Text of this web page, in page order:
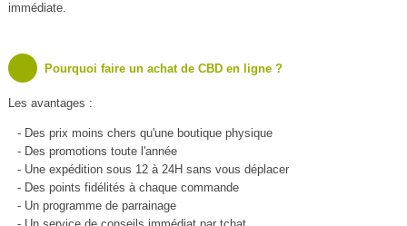
immédiate.
Pourquoi faire un achat de CBD en ligne ?
Les avantages :
- Des prix moins chers qu'une boutique physique
- Des promotions toute l'année
- Une expédition sous 12 à 24H sans vous déplacer
- Des points fidélités à chaque commande
- Un programme de parrainage